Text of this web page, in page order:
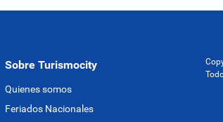
Sobre Turismocity
Quienes somos
Feriados Nacionales